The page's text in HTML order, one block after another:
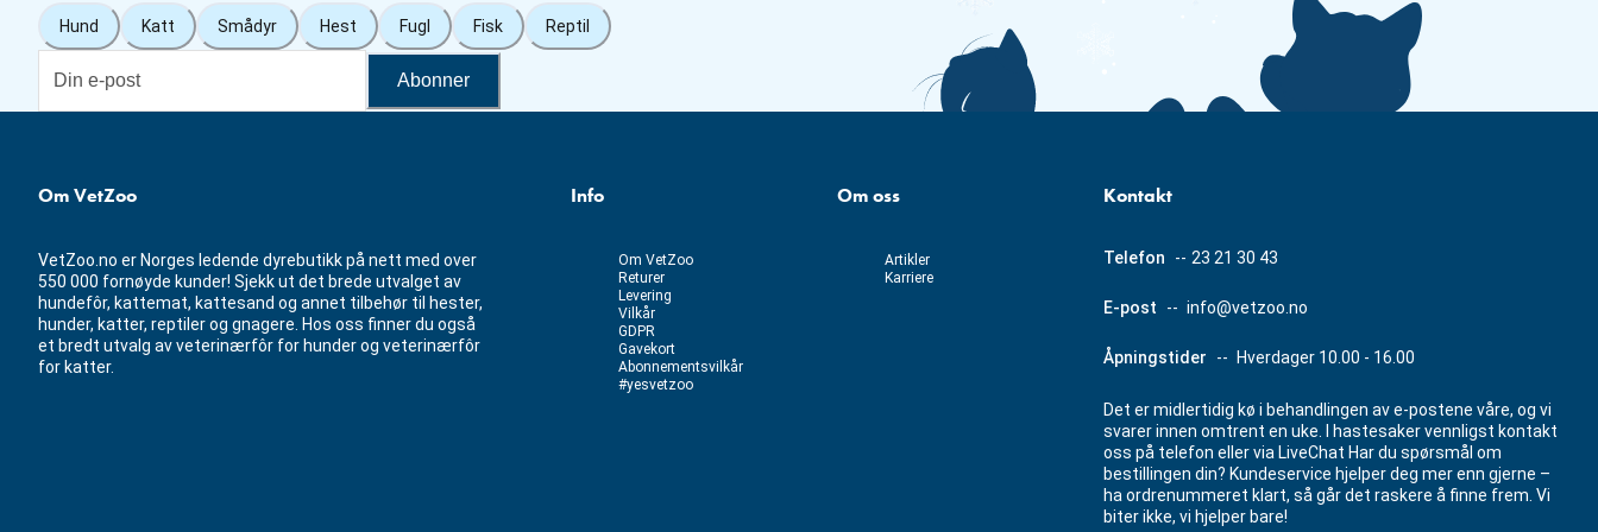
Hund Katt Smådyr Hest Fugl Fisk Reptil
Abonner
Om VetZoo
VetZoo.no er Norges ledende dyrebutikk på nett med over
550 000 fornøyde kunder! Sjekk ut det brede utvalget av
hundefôr, kattemat, kattesand og annet tilbehør til hester,
hunder, katter, reptiler og gnagere. Hos oss finner du også
et bredt utvalg av veterinærfôr for hunder og veterinærfôr
for katter.
Info
Om VetZoo
Returer
Levering
Vilkår
GDPR
Gavekort
Abonnementsvilkår
#yesvetzoo
Om oss
Artikler
Karriere
Kontakt
Telefon -- 23 21 30 43
E-post -- info@vetzoo.no
Åpningstider -- Hverdager 10.00 - 16.00
Det er midlertidig kø i behandlingen av e-postene våre, og vi
svarer innen omtrent en uke. I hastesaker vennligst kontakt
oss på telefon eller via LiveChat Har du spørsmål om
bestillingen din? Kundeservice hjelper deg mer enn gjerne –
ha ordrenummeret klart, så går det raskere å finne frem. Vi
biter ikke, vi hjelper bare!